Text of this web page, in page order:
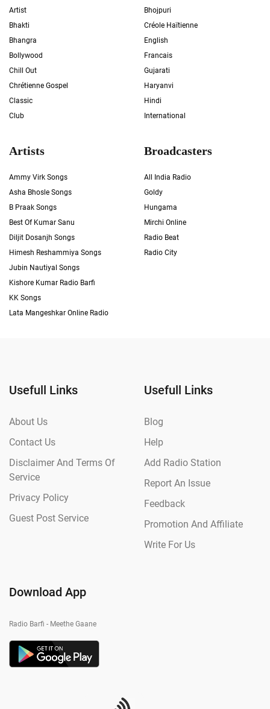
Artist
Bhakti
Bhangra
Bollywood
Chill Out
Chrétienne Gospel
Classic
Club
Bhojpuri
Créole Haïtienne
English
Francais
Gujarati
Haryanvi
Hindi
International
Artists
Ammy Virk Songs
Asha Bhosle Songs
B Praak Songs
Best Of Kumar Sanu
Diljit Dosanjh Songs
Himesh Reshammiya Songs
Jubin Nautiyal Songs
Kishore Kumar Radio Barfi
KK Songs
Lata Mangeshkar Online Radio
Broadcasters
All India Radio
Goldy
Hungama
Mirchi Online
Radio Beat
Radio City
Usefull Links
About Us
Contact Us
Disclaimer And Terms Of
Service
Privacy Policy
Guest Post Service
Usefull Links
Blog
Help
Add Radio Station
Report An Issue
Feedback
Promotion And Affiliate
Write For Us
Download App
Radio Barfi - Meethe Gaane